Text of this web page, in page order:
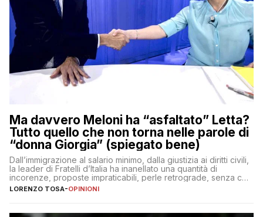
Ma davvero Meloni ha “asfaltato” Letta?
Tutto quello che non torna nelle parole di
“donna Giorgia” (spiegato bene)
Dall’immigrazione al salario minimo, dalla giustizia ai diritti civili,
la leader di Fratelli d’Italia ha inanellato una quantità di
incorenze, proposte impraticabili, perle retrograde, senza che
nessuno – a destra come a sinistra – glielo abbia fatto notare
LORENZO TOSA-OPINIONI